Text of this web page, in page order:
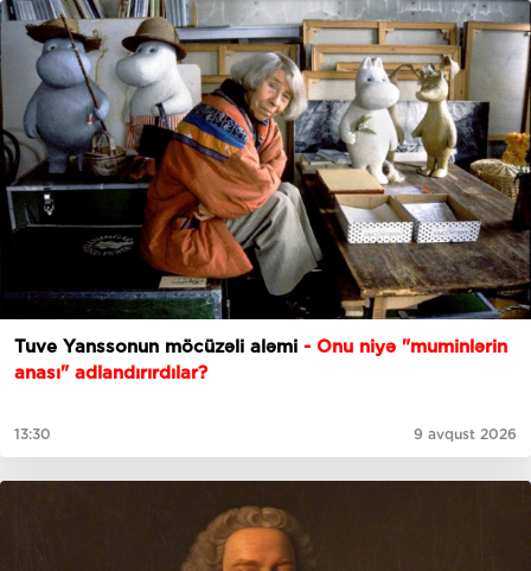
Tuve Yanssonun möcüzəli aləmi - Onu niyə "muminlərin
anası" adlandırırdılar?
13:30 9 avqust 2026